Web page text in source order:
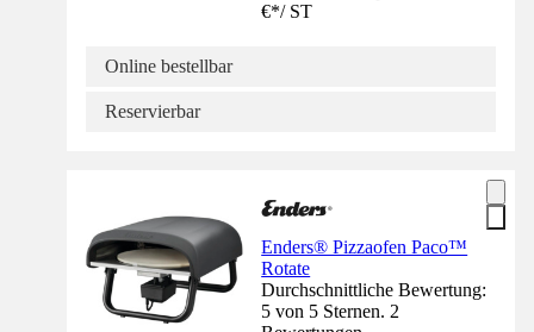
€*/ ST
Online bestellbar
Reservierbar
Enders® Pizzaofen Paco™
Rotate
Durchschnittliche Bewertung:
5 von 5 Sternen. 2